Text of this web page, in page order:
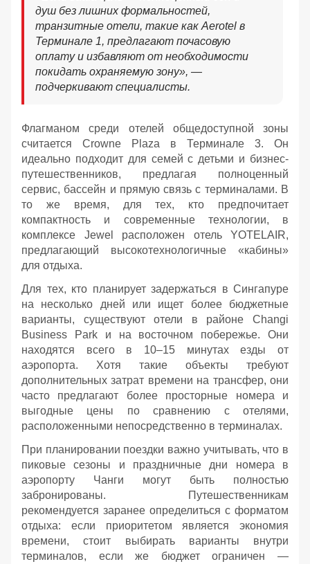
душ без лишних формальностей,
транзитные отели, такие как Aerotel в
Терминале 1, предлагают почасовую
оплату и избавляют от необходимости
покидать охраняемую зону», —
подчеркивают специалисты.
Флагманом среди отелей общедоступной зоны
считается Crowne Plaza в Терминале 3. Он
идеально подходит для семей с детьми и бизнес-
путешественников, предлагая полноценный
сервис, бассейн и прямую связь с терминалами. В
то же время, для тех, кто предпочитает
компактность и современные технологии, в
комплексе Jewel расположен отель YOTELAIR,
предлагающий высокотехнологичные «кабины»
для отдыха.
Для тех, кто планирует задержаться в Сингапуре
на несколько дней или ищет более бюджетные
варианты, существуют отели в районе Changi
Business Park и на восточном побережье. Они
находятся всего в 10–15 минутах езды от
аэропорта. Хотя такие объекты требуют
дополнительных затрат времени на трансфер, они
часто предлагают более просторные номера и
выгодные цены по сравнению с отелями,
расположенными непосредственно в терминалах.
При планировании поездки важно учитывать, что в
пиковые сезоны и праздничные дни номера в
аэропорту Чанги могут быть полностью
забронированы. Путешественникам
рекомендуется заранее определиться с форматом
отдыха: если приоритетом является экономия
времени, стоит выбирать варианты внутри
терминалов, если же бюджет ограничен —